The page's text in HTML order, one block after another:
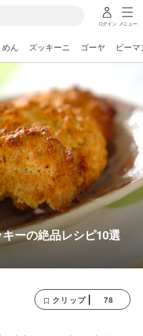
ログイン メニュー
めん ズッキーニ ゴーヤ ピーマ
ーの絶品レシピ10選
クリップ 78